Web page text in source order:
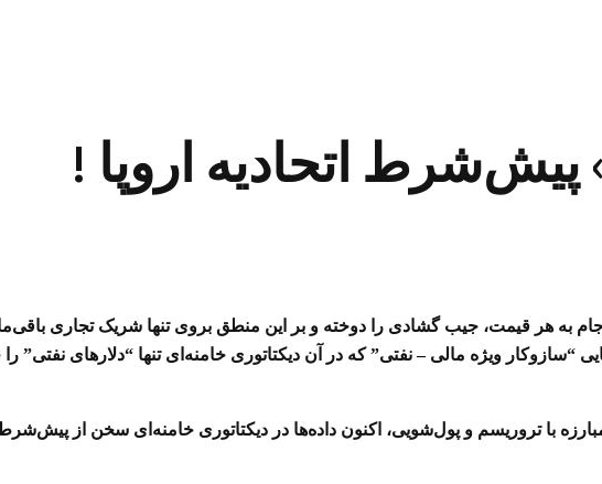
اتحادیه اروپا !
به هر قیمت، جیب گشادی را دوخته و بر این منطق بروی تنها شریک تجاری
“سازوکار ویژه مالی – نفتی” که در آن دیکتاتوری خامنه‌ای تنها “دلارهای نفتی”
با تروریسم و پول‌شویی، اکنون داده‌ها در دیکتاتوری خامنه‌ای سخن از پیش‌شرط